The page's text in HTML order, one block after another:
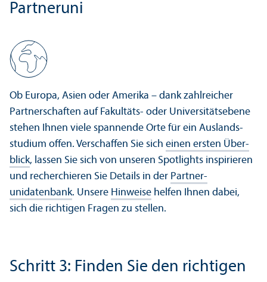
Partner­uni
Ob Europa, Asien oder Amerika – dank zahlreicher
Partner­schaften auf Fakultäts- oder Universitäts­ebene
stehen Ihnen viele spannende Orte für ein Auslands­
studium offen. Verschaffen Sie sich einen ersten Über­
blick, lassen Sie sich von unseren Spotlights inspirieren
und recherchieren Sie Details in der Partner­
unidatenbank. Unsere Hinweise helfen Ihnen dabei,
sich die richtigen Fragen zu stellen.
Schritt 3: Finden Sie den richtigen